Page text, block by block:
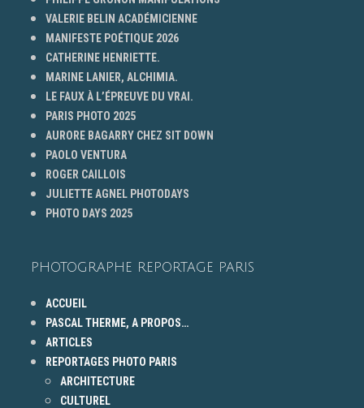
VALERIE BELIN ACADÉMICIENNE
MANIFESTE POÉTIQUE 2026
CATHERINE HENRIETTE.
MARINE LANIER, ALCHIMIA.
LE FAUX À L’ÉPREUVE DU VRAI.
PARIS PHOTO 2025
AURORE BAGARRY CHEZ SIT DOWN
PAOLO VENTURA
ROGER CAILLOIS
JULIETTE AGNEL PHOTODAYS
PHOTO DAYS 2025
PHOTOGRAPHE REPORTAGE PARIS
ACCUEIL
PASCAL THERME, A PROPOS…
ARTICLES
REPORTAGES PHOTO PARIS
ARCHITECTURE
CULTUREL